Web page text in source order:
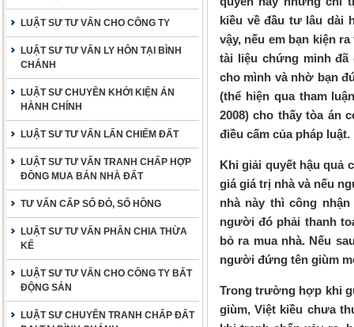
LUẬT SƯ TƯ VẤN CHO CÔNG TY
LUẬT SƯ TƯ VẤN LY HÔN TẠI BÌNH
CHÁNH
LUẬT SƯ CHUYÊN KHỞI KIỆN ÁN
HÀNH CHÍNH
LUẬT SƯ TƯ VẤN LẤN CHIẾM ĐẤT
LUẬT SƯ TƯ VẤN TRANH CHẤP HỢP
ĐỒNG MUA BÁN NHÀ ĐẤT
TƯ VẤN CẤP SỔ ĐỎ, SỔ HỒNG
LUẬT SƯ TƯ VẤN PHÂN CHIA THỪA
KẾ
LUẬT SƯ TƯ VẤN CHO CÔNG TY BẤT
ĐỘNG SẢN
LUẬT SƯ CHUYÊN TRANH CHẤP ĐẤT
kiều về đầu tư lâu dài
vậy, nếu em bạn kiện
tài liệu chứng minh đã
cho mình và nhờ bạn
(thể hiện qua tham
2008) cho thấy tòa án
điều cấm của pháp luật.
Khi giải quyết hậu quả
giá giá trị nhà và nếu
nhà này thì công
người đó phải thanh
bỏ ra mua nhà. Nếu
người đứng tên giùm
Trong trường hợp khi
giùm, Việt kiều chưa